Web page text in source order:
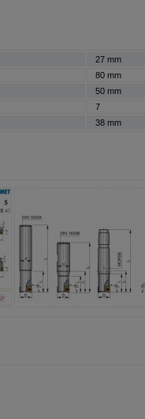
27 mm
80 mm
50 mm
7
38 mm